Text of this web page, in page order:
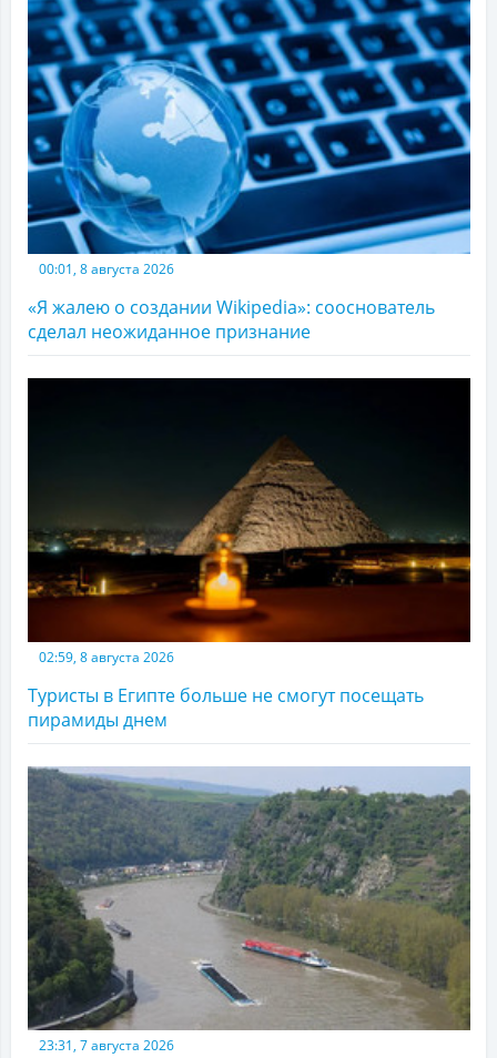
00:01, 8 августа 2026
«Я жалею о создании Wikipedia»: сооснователь
сделал неожиданное признание
02:59, 8 августа 2026
Туристы в Египте больше не смогут посещать
пирамиды днем
23:31, 7 августа 2026